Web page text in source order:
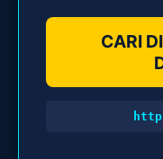
CARI